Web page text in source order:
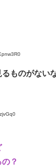
ものがない
？